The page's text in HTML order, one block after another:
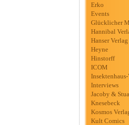
Erko
Events
Glücklicher
Hannibal
Hanser Verlag
Heyne
Hinstorff
ICOM
Interviews
Jacoby &
Knesebeck
Kosmos
Kult Comics